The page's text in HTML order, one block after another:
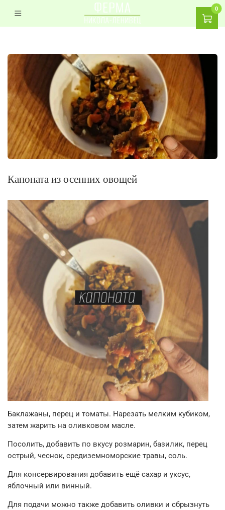
Капоната из осенних овощей
Баклажаны, перец и томаты. Нарезать мелким кубиком,
затем жарить на оливковом масле.
Посолить, добавить по вкусу розмарин, базилик, перец
острый, чеснок, средиземноморские травы, соль.
Для консервирования добавить ещё сахар и уксус,
яблочный или винный.
Для подачи можно также добавить оливки и сбрызнуть
0